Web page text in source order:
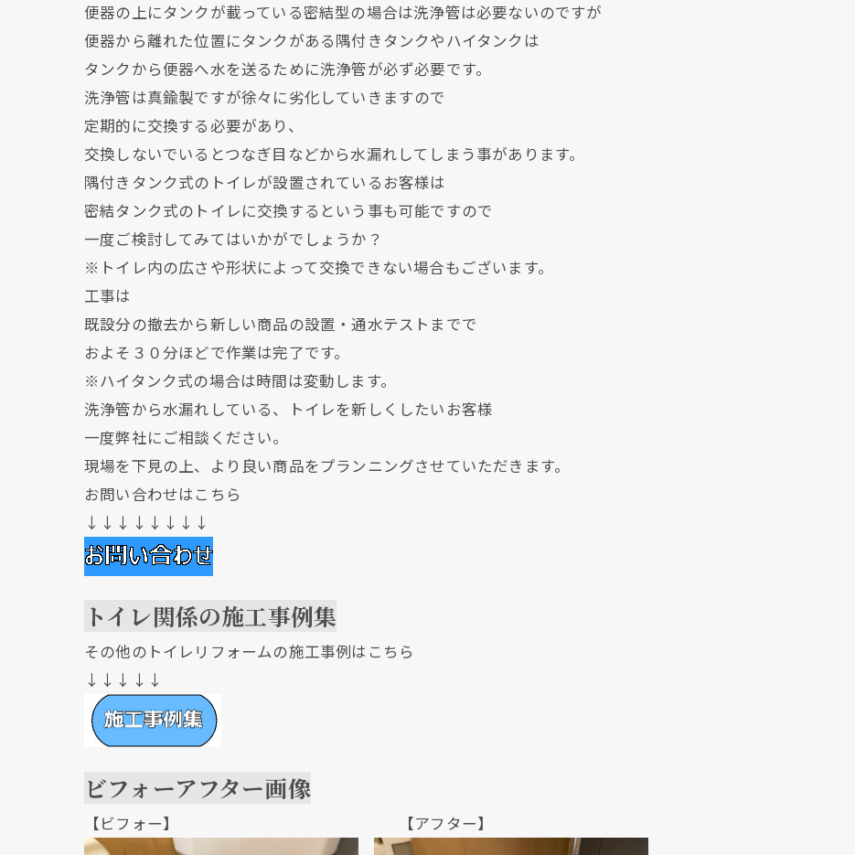
便器の上にタンクが載っている密結型の場合は洗浄管は必要ないのですが
便器から離れた位置にタンクがある隅付きタンクやハイタンクは
タンクから便器へ水を送るために洗浄管が必ず必要です。
洗浄管は真鍮製ですが徐々に劣化していきますので
定期的に交換する必要があり、
交換しないでいるとつなぎ目などから水漏れしてしまう事があります。
隅付きタンク式のトイレが設置されているお客様は
密結タンク式のトイレに交換するという事も可能ですので
一度ご検討してみてはいかがでしょうか？
※トイレ内の広さや形状によって交換できない場合もございます。
工事は
既設分の撤去から新しい商品の設置・通水テストまでで
およそ３０分ほどで作業は完了です。
※ハイタンク式の場合は時間は変動します。
洗浄管から水漏れしている、トイレを新しくしたいお客様
一度弊社にご相談ください。
現場を下見の上、より良い商品をプランニングさせていただきます。
お問い合わせはこちら
↓↓↓↓↓↓↓↓
トイレ関係の施工事例集
その他のトイレリフォームの施工事例はこちら
↓↓↓↓↓
ビフォーアフター画像
【ビフォー】 【アフター】
現在、新聞に入っている折込チラシです。
現在、新聞に入っている折込チラシです。